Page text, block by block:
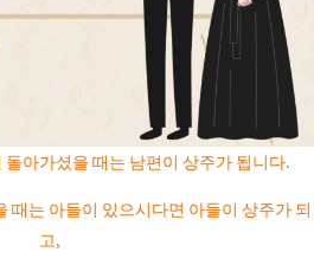
아가셨을 때는 남편이 상주가 됩니다.
때는 아들이 있으시다면 아들이 상주가 되
고,